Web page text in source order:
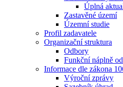
Úplná
Zastavěné území
Územní studie
Profil zadavatele
Organizační struktura
Odbory
Funkční náplně
Informace dle zákona
Výroční zprávy